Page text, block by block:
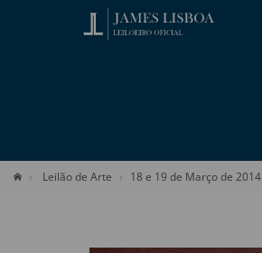
Leilão de Arte 18 e 19 de Março de 2014